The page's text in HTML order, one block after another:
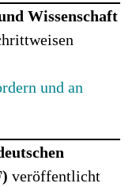
Wissenschaft
und an
veröffentlicht